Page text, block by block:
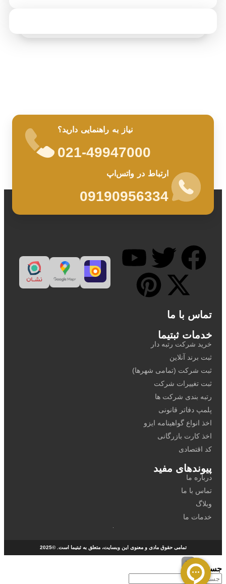
نیاز به راهنمایی دارید؟
021-49947000
ارتباط در واتس‌اپ
09190956334
تماس با ما
خدمات ثبتیما
خرید شرکت رتبه دار
ثبت برند آنلاین
ثبت شرکت (تمامی شهرها)
ثبت تغییرات شرکت
رتبه بندی شرکت ها
پلمپ دفاتر قانونی
اخذ انواع گواهینامه ایزو
اخذ کارت بازرگانی
کد اقتصادی
پیوندهای مفید
درباره ما
تماس با ما
وبلاگ
خدمات ما
تمامی حقوق مادی و معنوی این وبسایت، متعلق به ثبتیما است. ©2025
جستجو